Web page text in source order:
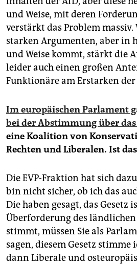
und Weise, mit deren
verstärkt das Problem massiv.
starken Argumenten, aber in
und Weise kommt, stärkt die
leider auch einen großen
Funktionäre am Erstarken der
Im europäischen Parlament
bei der Abstimmung über
eine Koalition von
Rechten und Liberalen. Ist
Die EVP-Fraktion hat sich
bin nicht sicher, ob ich das
Die haben gesagt, das Gesetz
Überforderung des ländlichen
stimmt, müssen Sie als
sagen, diesem Gesetz stimme
dann Liberale und